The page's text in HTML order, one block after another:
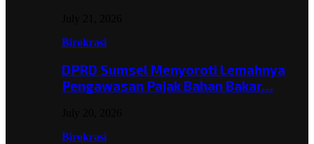
Birokrasi
DPRD Sumsel Menyoroti Lemahnya
Pengawasan Pajak Bahan Bakar…
Birokrasi